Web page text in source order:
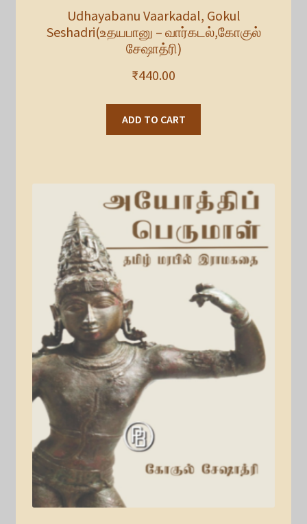
Udhayabanu Vaarkadal, Gokul
Seshadri(உதயபானு – வார்கடல்,கோகுல்
சேஷாத்ரி)
₹440.00
ADD TO CART